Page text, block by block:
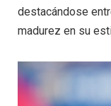
destacándose
madurez en su